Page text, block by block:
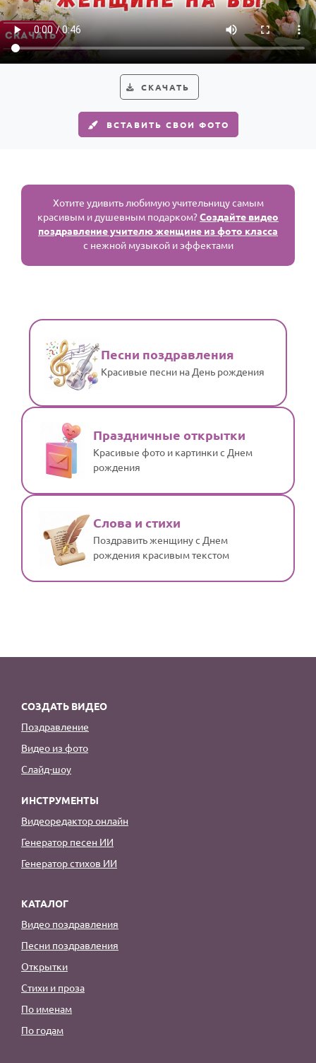
СКАЧАТЬ
ВСТАВИТЬ СВОИ ФОТО
Хотите удивить любимую учительницу самым
красивым и душевным подарком?Создайте видео
поздравление учителю женщине из фото класса
с нежной музыкой и эффектами
Песни поздравления
Красивые песни на День рождения
Праздничные открытки
Красивые фото и картинки с Днем
рождения
Слова и стихи
Поздравить женщину с Днем
рождения красивым текстом
СОЗДАТЬ ВИДЕО
Поздравление
Видео из фото
Слайд-шоу
ИНСТРУМЕНТЫ
Видеоредактор онлайн
Генератор песен ИИ
Генератор стихов ИИ
КАТАЛОГ
Видео поздравления
Песни поздравления
Открытки
Стихи и проза
По именам
По годам